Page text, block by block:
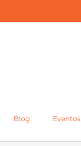
Blog Eventos